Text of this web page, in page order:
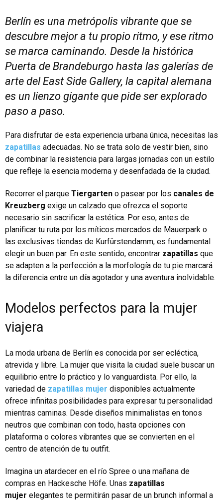
Berlín es una metrópolis vibrante que se
descubre mejor a tu propio ritmo, y ese ritmo
se marca caminando. Desde la histórica
Puerta de Brandeburgo hasta las galerías de
arte del East Side Gallery, la capital alemana
es un lienzo gigante que pide ser explorado
paso a paso.
Para disfrutar de esta experiencia urbana única, necesitas las
zapatillas adecuadas. No se trata solo de vestir bien, sino
de combinar la resistencia para largas jornadas con un estilo
que refleje la esencia moderna y desenfadada de la ciudad.
Recorrer el parque Tiergarten o pasear por los canales de
Kreuzberg exige un calzado que ofrezca el soporte
necesario sin sacrificar la estética. Por eso, antes de
planificar tu ruta por los míticos mercados de Mauerpark o
las exclusivas tiendas de Kurfürstendamm, es fundamental
elegir un buen par. En este sentido, encontrar zapatillas que
se adapten a la perfección a la morfología de tu pie marcará
la diferencia entre un día agotador y una aventura inolvidable.
Modelos perfectos para la mujer
viajera
La moda urbana de Berlín es conocida por ser ecléctica,
atrevida y libre. La mujer que visita la ciudad suele buscar un
equilibrio entre lo práctico y lo vanguardista. Por ello, la
variedad de zapatillas mujer disponibles actualmente
ofrece infinitas posibilidades para expresar tu personalidad
mientras caminas. Desde diseños minimalistas en tonos
neutros que combinan con todo, hasta opciones con
plataforma o colores vibrantes que se convierten en el
centro de atención de tu outfit.
Imagina un atardecer en el río Spree o una mañana de
compras en Hackesche Höfe. Unas zapatillas
mujer elegantes te permitirán pasar de un brunch informal a